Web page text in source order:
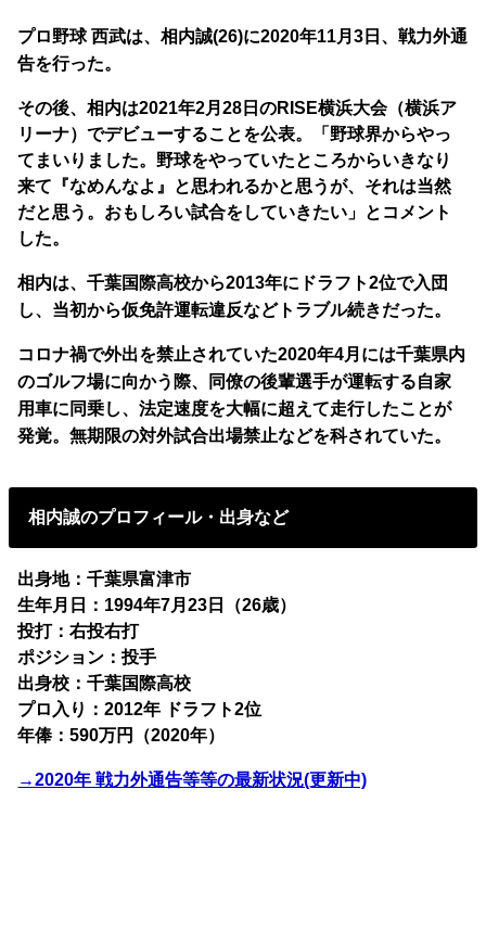
プロ野球 西武は、相内誠(26)に2020年11月3日、戦力外通
告を行った。
その後、相内は2021年2月28日のRISE横浜大会（横浜ア
リーナ）でデビューすることを公表。「野球界からやっ
てまいりました。野球をやっていたところからいきなり
来て『なめんなよ』と思われるかと思うが、それは当然
だと思う。おもしろい試合をしていきたい」とコメント
した。
相内は、千葉国際高校から2013年にドラフト2位で入団
し、当初から仮免許運転違反などトラブル続きだった。
コロナ禍で外出を禁止されていた2020年4月には千葉県内
のゴルフ場に向かう際、同僚の後輩選手が運転する自家
用車に同乗し、法定速度を大幅に超えて走行したことが
発覚。無期限の対外試合出場禁止などを科されていた。
相内誠のプロフィール・出身など
出身地：千葉県富津市
生年月日：1994年7月23日（26歳）
投打：右投右打
ポジション：投手
出身校：千葉国際高校
プロ入り：2012年 ドラフト2位
年俸：590万円（2020年）
→2020年 戦力外通告等等の最新状況(更新中)